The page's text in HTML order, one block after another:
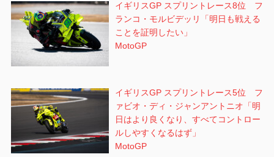
イギリスGP スプリントレース8位 フ
ランコ・モルビデッリ「明日も戦える
ことを証明したい」
MotoGP
イギリスGP スプリントレース5位 フ
ァビオ・ディ・ジャンアントニオ「明
日はより良くなり、すべてコントロー
ルしやすくなるはず」
MotoGP